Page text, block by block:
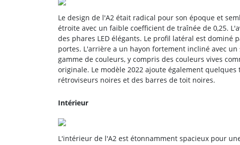
Le design de l'A2 était radical pour son époque et
étroite avec un faible coefficient de traînée de 0,25.
des phares LED élégants. Le profil latéral est
portes. L'arrière a un hayon fortement incliné avec
gamme de couleurs, y compris des couleurs vives
originale. Le modèle 2022 ajoute également
rétroviseurs noires et des barres de toit noires.
Intérieur
L'intérieur de l'A2 est étonnamment spacieux pour